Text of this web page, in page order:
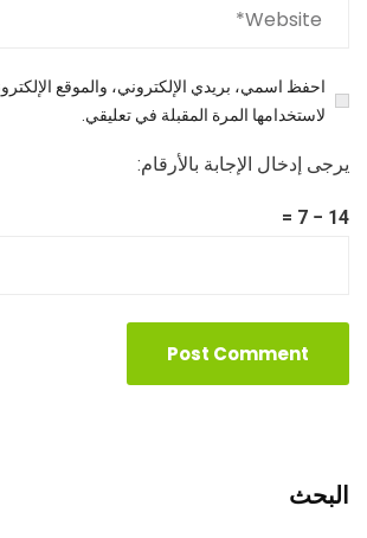
احفظ اسمي، بريدي الإلكتروني، والموقع
لاستخدامها المرة المقبلة في تعليقي.
يرجى إدخال الإجابة بالأرقام:
14 − 7 =
البحث